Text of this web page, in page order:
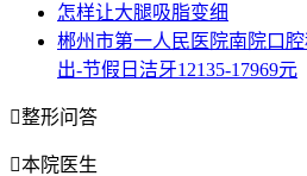
怎样让大腿吸脂变细
郴州市第一人民医院南院口
出-节假日洁牙12135-17969元
整形问答
本院医生